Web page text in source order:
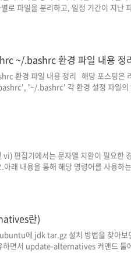
파일을 분리하고, 일정 기간이 지난
록 관리합니다. 하지만 실제로는 위와
문제가 발생하는 일도 종종 있을 수 있
~/.bashrc 환경 파일 내용 정
경 파일 내용 정리 해당 포스팅은
'~/.bashrc' 각 환경 설정 파일의
내용은 bash shell이 사용된다는 가정하
있습니다.) 각 파일의 역할과 세부적인
편집기에서는 문자열 치환이 필요한
래 내용을 통해 해당 명령어를 사용하
서 진행됩니다.) 1. 기본 치환 명령어#
발견되는 'hello' 문자열을 'world'로 치환:
란)
에 jdk tar.gz 설치 방법을 찾아보
면서 update-alternatives 커맨드 툴
su#create jdk directorymkdir
jdk-8u202-linux-x64.tar.gz -C